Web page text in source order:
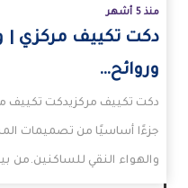
منذ 5 أشهر
دكت تكييف مركزي |
وروائح…
دكت تكييف مركزيدكت تكييف
جزءًا أساسيًا من تصميمات
والهواء النقي للساكنين.من